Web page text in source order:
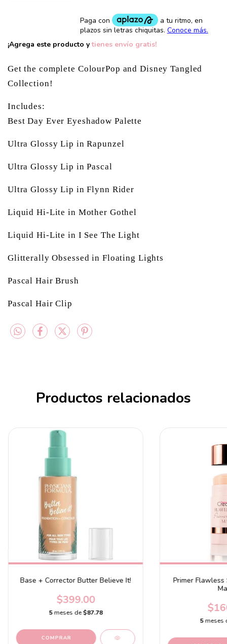
¡Agrega este producto ytienes envío gratis!
Get the complete ColourPop and Disney Tangled
Collection!
Includes:
Best Day Ever Eyeshadow Palette
Ultra Glossy Lip in Rapunzel
Ultra Glossy Lip in Pascal
Ultra Glossy Lip in Flynn Rider
Liquid Hi-Lite in Mother Gothel
Liquid Hi-Lite in I See The Light
Glitterally Obsessed in Floating Lights
Pascal Hair Brush
Pascal Hair Clip
Productos relacionados
Base + Corrector Butter Believe It!
$399.00
5 meses de$87.78
COMPRAR
Primer Flawless
5meses